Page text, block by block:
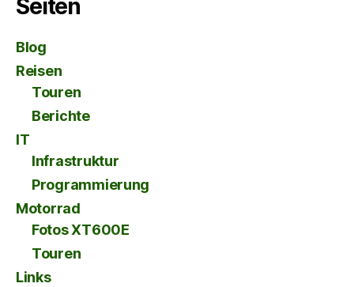
Seiten
Blog
Reisen
Touren
Berichte
IT
Infrastruktur
Programmierung
Motorrad
Fotos XT600E
Touren
Links